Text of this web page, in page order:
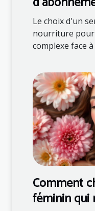
pour
Le choix d'un
nourriture
complexe face à
Comment
féminin qui